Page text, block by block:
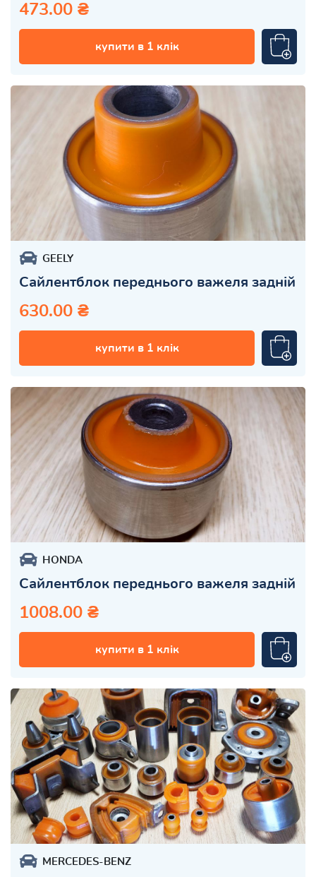
473.00 ₴
купити в 1 клік
GEELY
Сайлентблок переднього важеля задній
630.00 ₴
купити в 1 клік
HONDA
Сайлентблок переднього важеля задній
1008.00 ₴
купити в 1 клік
MERCEDES-BENZ